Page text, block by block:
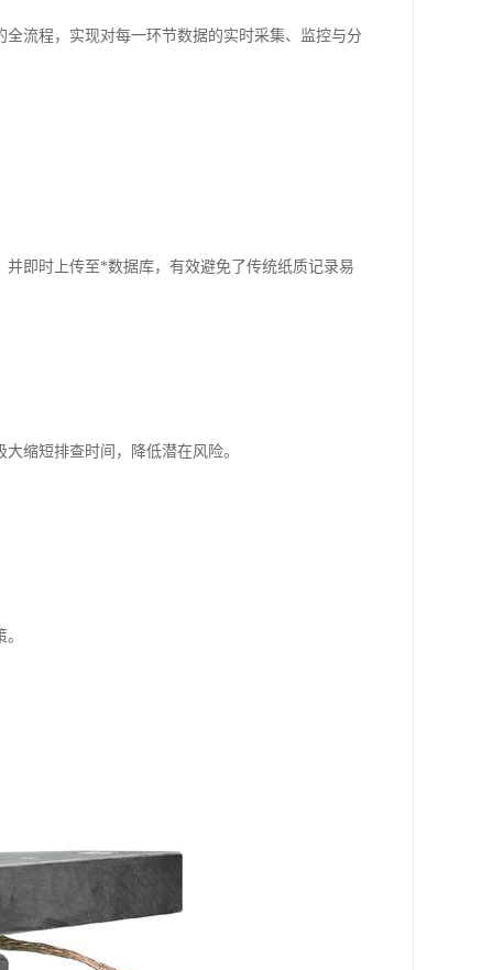
流程，实现对每一环节数据的实时采集、监控与分
即时上传至*数据库，有效避免了传统纸质记录易
缩短排查时间，降低潜在风险。